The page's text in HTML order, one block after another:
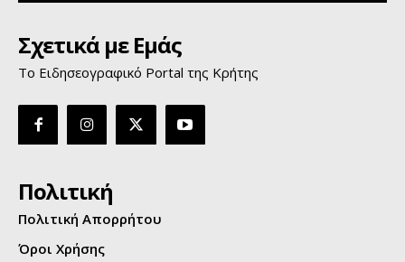
Σχετικά με Εμάς
Το Ειδησεογραφικό Portal της Κρήτης
Πολιτική
Πολιτική Απορρήτου
Όροι Χρήσης